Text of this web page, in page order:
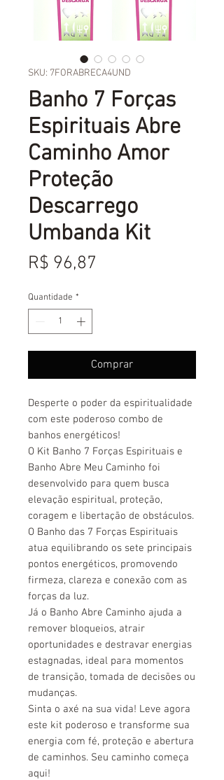
SKU: 7FORABRECA4UND
Banho 7 Forças
Espirituais Abre
Caminho Amor
Proteção
Descarrego
Umbanda Kit
R$ 96,87
Quantidade *
Comprar
Desperte o poder da espiritualidade
com este poderoso combo de
banhos energéticos!
O Kit Banho 7 Forças Espirituais e
Banho Abre Meu Caminho foi
desenvolvido para quem busca
elevação espiritual, proteção,
coragem e libertação de obstáculos.
O Banho das 7 Forças Espirituais
atua equilibrando os sete principais
pontos energéticos, promovendo
firmeza, clareza e conexão com as
forças da luz.
Já o Banho Abre Caminho ajuda a
remover bloqueios, atrair
oportunidades e destravar energias
estagnadas, ideal para momentos
de transição, tomada de decisões ou
mudanças.
Sinta o axé na sua vida! Leve agora
este kit poderoso e transforme sua
energia com fé, proteção e abertura
de caminhos. Seu caminho começa
aqui!